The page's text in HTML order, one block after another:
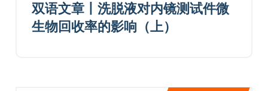
双语文章丨洗脱液对内镜测试件微
生物回收率的影响（上）